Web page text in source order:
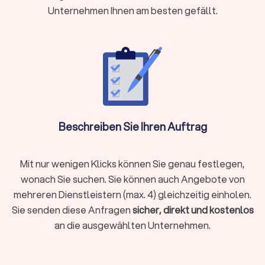
Versicherungen
Baufinanzierung, Hypotheken & Immobilien
Unternehmensberatung & Finanzierung
Der Finanzberater für Versicherungen weiß durch die
Schilderung Ihrer Lebens- und Finanzsituation die besten
Tierhalterhaftpflicht: Bei einem unabhängigen
Versicherungsberater in Heidenau (Sachsen) sind Sie in den
Baufinanzierung, Hypotheken & Immobilien
Unternehmen Ihnen am besten gefällt.
Beschreiben Sie Ihren Auftrag
Mit nur wenigen Klicks können Sie genau festlegen,
wonach Sie suchen. Sie können auch Angebote von
mehreren Dienstleistern (max. 4) gleichzeitig einholen.
Sie senden diese Anfragensicher, direkt und kostenlos
an die ausgewählten Unternehmen.